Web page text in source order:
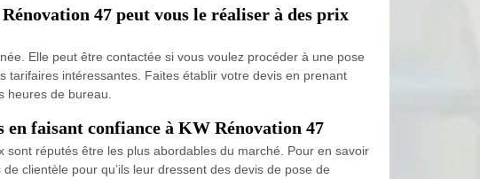
47 peut vous le réaliser à des prix
Elle peut être contactée si vous voulez procéder à une pose
tarifaires intéressantes. Faites établir votre devis en prenant
heures de bureau.
faisant confiance à KW Rénovation 47
réputés être les plus abordables du marché. Pour en savoir
clientèle pour qu’ils leur dressent des devis de pose de